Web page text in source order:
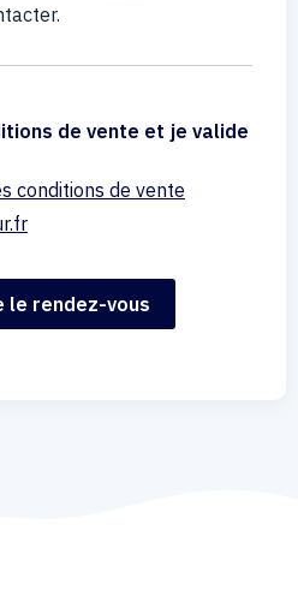
de vente et je valide
conditions de vente